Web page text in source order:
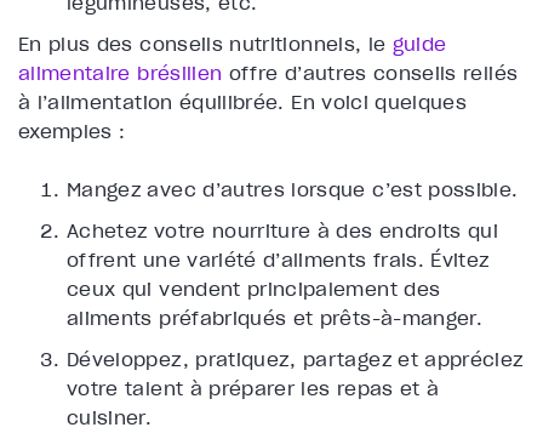
En plus des conseils nutritionnels, le guide
alimentaire brésilien offre d’autres conseils reliés
à l’alimentation équilibrée. En voici quelques
exemples :
Mangez avec d’autres lorsque c’est possible.
Achetez votre nourriture à des endroits qui
offrent une variété d’aliments frais. Évitez
ceux qui vendent principalement des
aliments préfabriqués et prêts-à-manger.
Développez, pratiquez, partagez et appréciez
votre talent à préparer les repas et à
cuisiner.